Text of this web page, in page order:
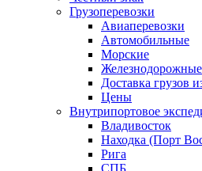
Грузоперевозки
Авиаперевозки
Автомобильные
Морские
Железнодорожные
Доставка грузов
Цены
Внутрипортовое
Владивосток
Находка (Порт
Рига
СПБ